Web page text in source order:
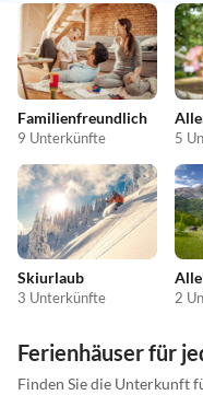
Familienfreundlich
9 Unterkünfte 5
Skiurlaub
3 Unterkünfte 2
Ferienhäuser für
Finden Sie die Unterkunft